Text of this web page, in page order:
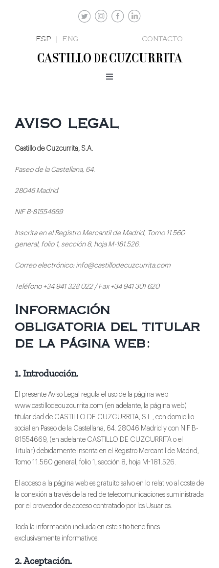
contenidoESP | ENG CONTACTO
CASTILLO DE CUZCURRITA
Toggle
BODEGA
ENOTURISMO
aviso legal
Castillo de Cuzcurrita, S.A.
Paseo de la Castellana, 64.
28046 Madrid
NIF B-81554669
Inscrita en el Registro Mercantil de Madrid, Tomo 11.560
general, folio 1, sección 8, hoja M-181.526.
Correo electrónico: info@castillodecuzcurrita.com
Teléfono +34 941 328 022 / Fax +34 941 301 620
Información
obligatoria del titular
de la página web:
1. Introducción.
El presente Aviso Legal regula el uso de la página web
www.castillodecuzcurrita.com (en adelante, la página web)
titularidad de CASTILLO DE CUZCURRITA, S.L., con domicilio
social en Paseo de la Castellana, 64. 28046 Madrid y con NIF B-
81554669, (en adelante CASTILLO DE CUZCURRITA o el
Titular) debidamente inscrita en el Registro Mercantil de Madrid,
Tomo 11.560 general, folio 1, sección 8, hoja M-181.526.
El acceso a la página web es gratuito salvo en lo relativo al coste de
la conexión a través de la red de telecomunicaciones suministrada
por el proveedor de acceso contratado por los Usuarios.
Toda la información incluida en este sitio tiene fines
exclusivamente informativos.
2. Aceptación.